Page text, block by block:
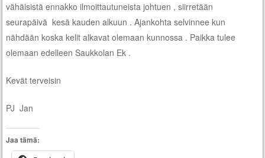
vähäisistä ennakko ilmoittautuneista johtuen , siirretään
seurapäivä kesä kauden alkuun . Ajankohta selvinnee kun
nähdään koska kelit alkavat olemaan kunnossa . Paikka tulee
olemaan edelleen Saukkolan Ek .
Kevät terveisin
PJ Jan
Jaa tämä: